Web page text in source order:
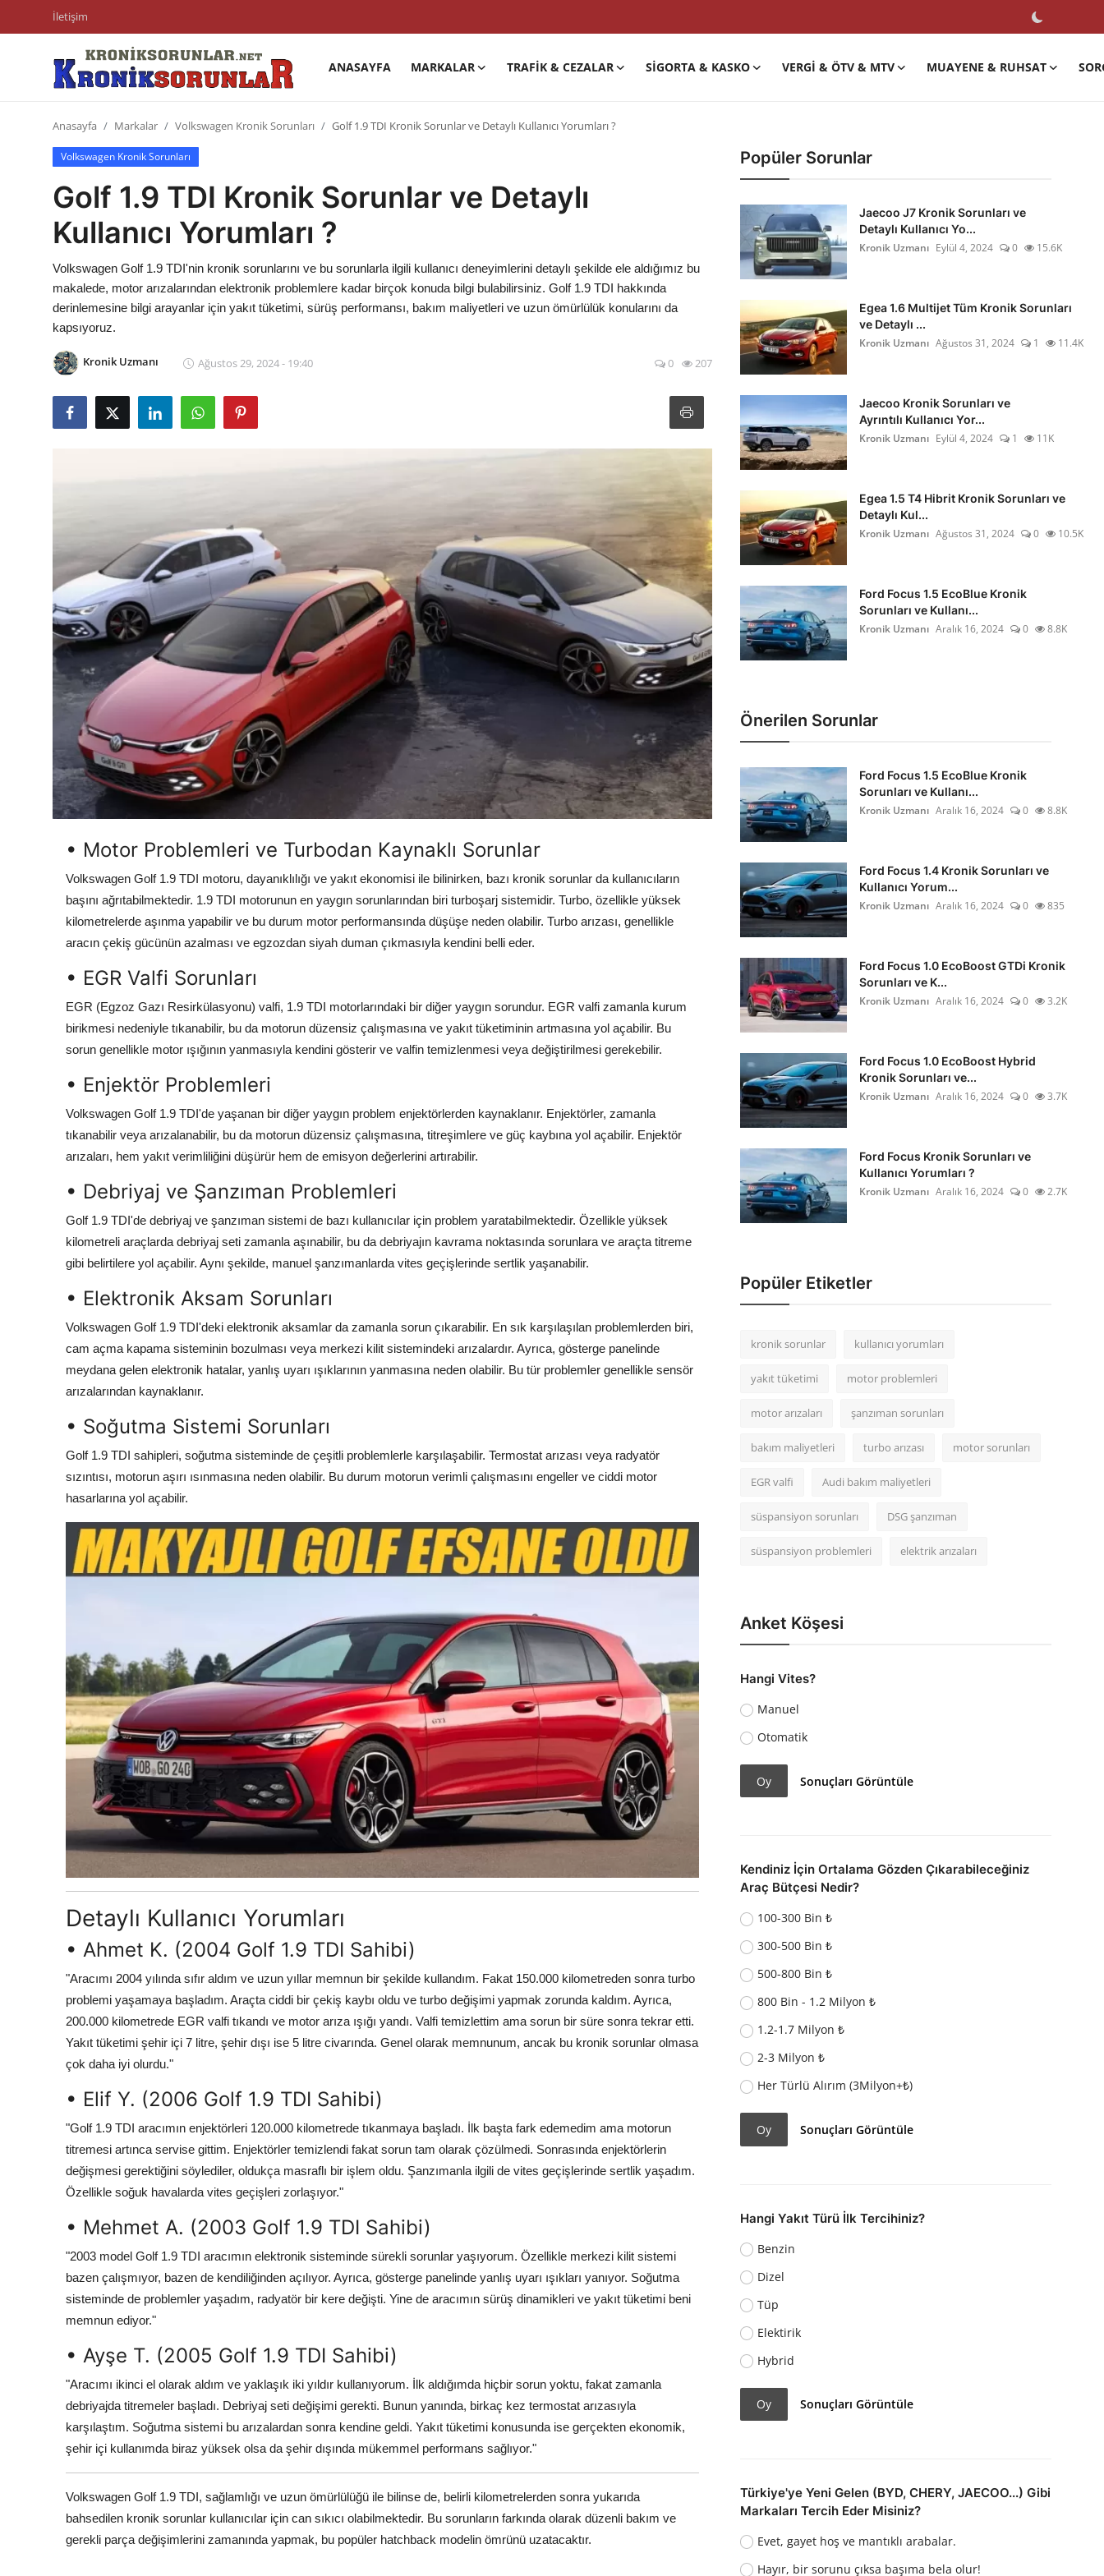
İletişim
ANASAYFA MARKALAR TRAFIK & CEZALAR SIGORTA & KASKO VERGI & ÖTV & MTV MUAYENE & RUHSAT
Trafik & Cezalar
Sigorta & Kasko
Vergi & ÖTV & MTV
Muayene & Ruhsat
Sorgulamalar
İkinci El & Alım-Satım
Bakım & Arıza Çözümleri
Lastik & Jant
Yağlar & Sıvılar
LPG & Yakıt
Elektrik & Akü
Klima & Konfor
Aydınlatma & Görüş
Şanzıman & Aktarma
Anasayfa Markalar Volkswagen Kronik Sorunları Golf 1.9 TDI Kronik Sorunlar ve Detaylı Kullanıcı Yorumları ?
Volkswagen Kronik Sorunları
Golf 1.9 TDI Kronik Sorunlar ve Detaylı
Kullanıcı Yorumları ?
Volkswagen Golf 1.9 TDI'nin kronik sorunlarını ve bu sorunlarla ilgili kullanıcı deneyimlerini detaylı şekilde ele aldığımız bu
makalede, motor arızalarından elektronik problemlere kadar birçok konuda bilgi bulabilirsiniz. Golf 1.9 TDI hakkında
derinlemesine bilgi arayanlar için yakıt tüketimi, sürüş performansı, bakım maliyetleri ve uzun ömürlülük konularını da
kapsıyoruz.
Kronik Uzmanı Ağustos 29, 2024 - 19:40 0 207
• Motor Problemleri ve Turbodan Kaynaklı Sorunlar
Volkswagen Golf 1.9 TDI motoru, dayanıklılığı ve yakıt ekonomisi ile bilinirken, bazı kronik sorunlar da kullanıcıların
başını ağrıtabilmektedir. 1.9 TDI motorunun en yaygın sorunlarından biri turboşarj sistemidir. Turbo, özellikle yüksek
kilometrelerde aşınma yapabilir ve bu durum motor performansında düşüşe neden olabilir. Turbo arızası, genellikle
aracın çekiş gücünün azalması ve egzozdan siyah duman çıkmasıyla kendini belli eder.
• EGR Valfi Sorunları
EGR (Egzoz Gazı Resirkülasyonu) valfi, 1.9 TDI motorlarındaki bir diğer yaygın sorundur. EGR valfi zamanla kurum
birikmesi nedeniyle tıkanabilir, bu da motorun düzensiz çalışmasına ve yakıt tüketiminin artmasına yol açabilir. Bu
sorun genellikle motor ışığının yanmasıyla kendini gösterir ve valfin temizlenmesi veya değiştirilmesi gerekebilir.
• Enjektör Problemleri
Volkswagen Golf 1.9 TDI'de yaşanan bir diğer yaygın problem enjektörlerden kaynaklanır. Enjektörler, zamanla
tıkanabilir veya arızalanabilir, bu da motorun düzensiz çalışmasına, titreşimlere ve güç kaybına yol açabilir. Enjektör
arızaları, hem yakıt verimliliğini düşürür hem de emisyon değerlerini artırabilir.
• Debriyaj ve Şanzıman Problemleri
Golf 1.9 TDI'de debriyaj ve şanzıman sistemi de bazı kullanıcılar için problem yaratabilmektedir. Özellikle yüksek
kilometreli araçlarda debriyaj seti zamanla aşınabilir, bu da debriyajın kavrama noktasında sorunlara ve araçta titreme
gibi belirtilere yol açabilir. Aynı şekilde, manuel şanzımanlarda vites geçişlerinde sertlik yaşanabilir.
• Elektronik Aksam Sorunları
Volkswagen Golf 1.9 TDI'deki elektronik aksamlar da zamanla sorun çıkarabilir. En sık karşılaşılan problemlerden biri,
cam açma kapama sisteminin bozulması veya merkezi kilit sistemindeki arızalardır. Ayrıca, gösterge panelinde
meydana gelen elektronik hatalar, yanlış uyarı ışıklarının yanmasına neden olabilir. Bu tür problemler genellikle sensör
arızalarından kaynaklanır.
• Soğutma Sistemi Sorunları
Golf 1.9 TDI sahipleri, soğutma sisteminde de çeşitli problemlerle karşılaşabilir. Termostat arızası veya radyatör
sızıntısı, motorun aşırı ısınmasına neden olabilir. Bu durum motorun verimli çalışmasını engeller ve ciddi motor
hasarlarına yol açabilir.
Detaylı Kullanıcı Yorumları
• Ahmet K. (2004 Golf 1.9 TDI Sahibi)
"Aracımı 2004 yılında sıfır aldım ve uzun yıllar memnun bir şekilde kullandım. Fakat 150.000 kilometreden sonra turbo
problemi yaşamaya başladım. Araçta ciddi bir çekiş kaybı oldu ve turbo değişimi yapmak zorunda kaldım. Ayrıca,
200.000 kilometrede EGR valfi tıkandı ve motor arıza ışığı yandı. Valfi temizlettim ama sorun bir süre sonra tekrar etti.
Yakıt tüketimi şehir içi 7 litre, şehir dışı ise 5 litre civarında. Genel olarak memnunum, ancak bu kronik sorunlar olmasa
çok daha iyi olurdu."
• Elif Y. (2006 Golf 1.9 TDI Sahibi)
"Golf 1.9 TDI aracımın enjektörleri 120.000 kilometrede tıkanmaya başladı. İlk başta fark edemedim ama motorun
titremesi artınca servise gittim. Enjektörler temizlendi fakat sorun tam olarak çözülmedi. Sonrasında enjektörlerin
değişmesi gerektiğini söylediler, oldukça masraflı bir işlem oldu. Şanzımanla ilgili de vites geçişlerinde sertlik yaşadım.
Özellikle soğuk havalarda vites geçişleri zorlaşıyor."
• Mehmet A. (2003 Golf 1.9 TDI Sahibi)
"2003 model Golf 1.9 TDI aracımın elektronik sisteminde sürekli sorunlar yaşıyorum. Özellikle merkezi kilit sistemi
bazen çalışmıyor, bazen de kendiliğinden açılıyor. Ayrıca, gösterge panelinde yanlış uyarı ışıkları yanıyor. Soğutma
sisteminde de problemler yaşadım, radyatör bir kere değişti. Yine de aracımın sürüş dinamikleri ve yakıt tüketimi beni
memnun ediyor."
• Ayşe T. (2005 Golf 1.9 TDI Sahibi)
"Aracımı ikinci el olarak aldım ve yaklaşık iki yıldır kullanıyorum. İlk aldığımda hiçbir sorun yoktu, fakat zamanla
debriyajda titremeler başladı. Debriyaj seti değişimi gerekti. Bunun yanında, birkaç kez termostat arızasıyla
karşılaştım. Soğutma sistemi bu arızalardan sonra kendine geldi. Yakıt tüketimi konusunda ise gerçekten ekonomik,
şehir içi kullanımda biraz yüksek olsa da şehir dışında mükemmel performans sağlıyor."
Volkswagen Golf 1.9 TDI, sağlamlığı ve uzun ömürlülüğü ile bilinse de, belirli kilometrelerden sonra yukarıda
bahsedilen kronik sorunlar kullanıcılar için can sıkıcı olabilmektedir. Bu sorunların farkında olarak düzenli bakım ve
gerekli parça değişimlerini zamanında yapmak, bu popüler hatchback modelin ömrünü uzatacaktır.
Popüler Sorunlar
Jaecoo J7 Kronik Sorunları ve
Detaylı Kullanıcı Yo...
Kronik Uzmanı Eylül 4, 2024 0 15.6K
Egea 1.6 Multijet Tüm Kronik Sorunları
ve Detaylı ...
Kronik Uzmanı Ağustos 31, 2024 1 11.4K
Jaecoo Kronik Sorunları ve
Ayrıntılı Kullanıcı Yor...
Kronik Uzmanı Eylül 4, 2024 1 11K
Egea 1.5 T4 Hibrit Kronik Sorunları ve
Detaylı Kul...
Kronik Uzmanı Ağustos 31, 2024 0 10.5K
Ford Focus 1.5 EcoBlue Kronik
Sorunları ve Kullanı...
Kronik Uzmanı Aralık 16, 2024 0 8.8K
Önerilen Sorunlar
Ford Focus 1.5 EcoBlue Kronik
Sorunları ve Kullanı...
Kronik Uzmanı Aralık 16, 2024 0 8.8K
Ford Focus 1.4 Kronik Sorunları ve
Kullanıcı Yorum...
Kronik Uzmanı Aralık 16, 2024 0 835
Ford Focus 1.0 EcoBoost GTDi Kronik
Sorunları ve K...
Kronik Uzmanı Aralık 16, 2024 0 3.2K
Ford Focus 1.0 EcoBoost Hybrid
Kronik Sorunları ve...
Kronik Uzmanı Aralık 16, 2024 0 3.7K
Ford Focus Kronik Sorunları ve
Kullanıcı Yorumları ?
Kronik Uzmanı Aralık 16, 2024 0 2.7K
Popüler Etiketler
kronik sorunlar kullanıcı yorumları
yakıt tüketimi motor problemleri
motor arızaları şanzıman sorunları
bakım maliyetleri turbo arızası motor sorunları
EGR valfi Audi bakım maliyetleri
süspansiyon sorunları DSG şanzıman
süspansiyon problemleri elektrik arızaları
Anket Köşesi
Hangi Vites?
Manuel
Otomatik
Oy Sonuçları Görüntüle
Kendiniz İçin Ortalama Gözden Çıkarabileceğiniz
Araç Bütçesi Nedir?
100-300 Bin ₺
300-500 Bin ₺
500-800 Bin ₺
800 Bin - 1.2 Milyon ₺
1.2-1.7 Milyon ₺
2-3 Milyon ₺
Her Türlü Alırım (3Milyon+₺)
Oy Sonuçları Görüntüle
Hangi Yakıt Türü İlk Tercihiniz?
Benzin
Dizel
Tüp
Elektirik
Hybrid
Oy Sonuçları Görüntüle
Türkiye'ye Yeni Gelen (BYD, CHERY, JAECOO...) Gibi
Markaları Tercih Eder Misiniz?
Evet, gayet hoş ve mantıklı arabalar.
Hayır, bir sorunu çıksa başıma bela olur!